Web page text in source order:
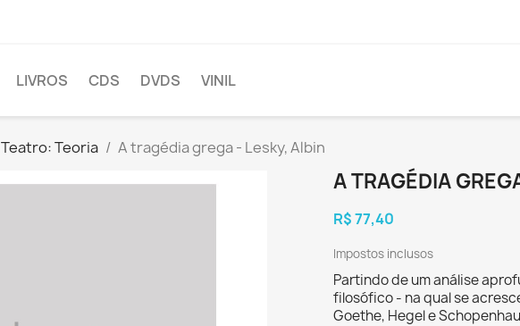
LIVROS CDS DVDS VINIL
Teatro: Teoria A tragédia grega - Lesky, Albin
A TRAGÉDIA
R$ 77,40
Impostos inclusos
Partindo de um análise
filosófico - na qual se
Goethe, Hegel e